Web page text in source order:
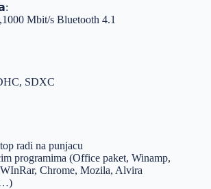
Mbit/s Bluetooth 4.1
SDXC
radi na punjacu
programima (Office paket, Winamp,
Chrome, Mozila, Alvira